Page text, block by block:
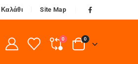
Καλάθι Site Map
0 0